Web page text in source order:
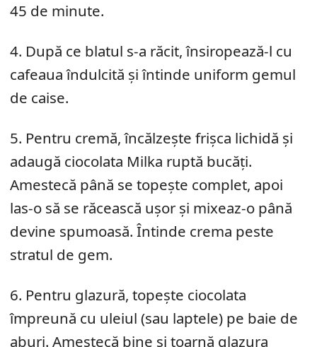
45 de minute.
4. După ce blatul s-a răcit, însiropează-l cu
cafeaua îndulcită și întinde uniform gemul
de caise.
5. Pentru cremă, încălzește frișca lichidă și
adaugă ciocolata Milka ruptă bucăți.
Amestecă până se topește complet, apoi
las-o să se răcească ușor și mixeaz-o până
devine spumoasă. Întinde crema peste
stratul de gem.
6. Pentru glazură, topește ciocolata
împreună cu uleiul (sau laptele) pe baie de
aburi. Amestecă bine și toarnă glazura